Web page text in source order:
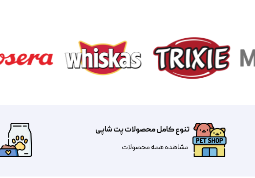
تنوع کامل محصولات پت شاپی
مشاهده همه محصولات